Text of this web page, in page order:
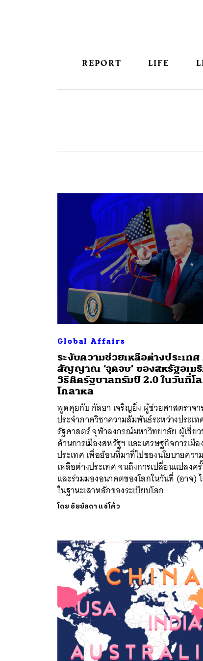
REPORT LIFE
Global Affairs
ระงับความช่วยเหลือต่างประเทศ
สัญญาณ ‘จุดจบ’ ของสหรัฐอเม
วิธีคิดรัฐบาลทรัมป์ 2.0 ในวันที่โ
โกลาหล
พูดคุยกับ กัลยา เจริญยิ่ง ผู้ช่วยศาสตราจา
ประจำภาควิชาความสัมพันธ์ระหว่างประเ
รัฐศาสตร์ จุฬาลงกรณ์มหาวิทยาลัย ผู้เชี่ย
ด้านการเมืองสหรัฐฯ และเศรษฐกิจการเมือ
ประเทศ เพื่อย้อนที่มาที่ไปของนโยบายควา
เหลือต่างประเทศ จนถึงการเปลี่ยนแปลงค
และร่วมมองอนาคตของโลกในวันที่ (อาจ)
ในฐานะเสาหลักของระเบียบโลก
โดย อัยย์ลดา แซ่โค้ว